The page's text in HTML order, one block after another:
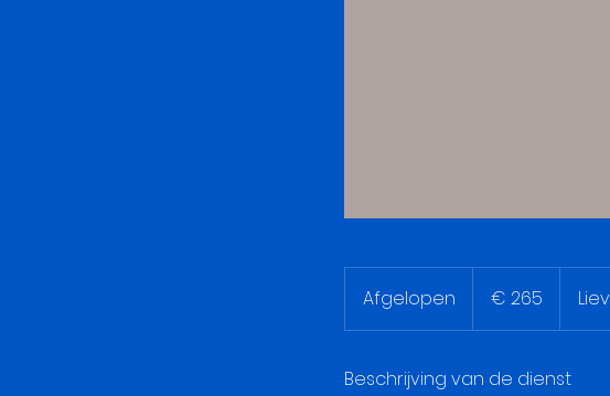
Afgelopen
f
e
€ 265
Beschrijving van de dienst